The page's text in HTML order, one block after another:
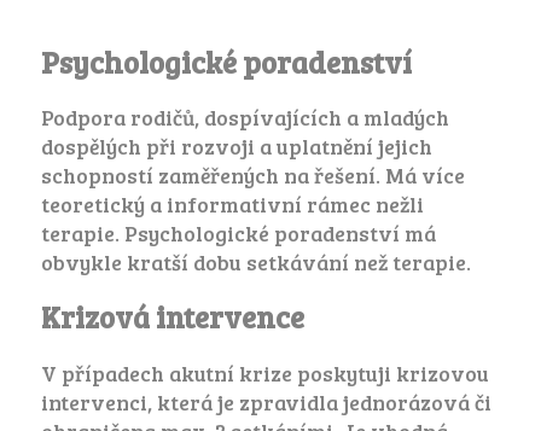
Psychologické poradenství
Podpora rodičů, dospívajících a mladých
dospělých při rozvoji a uplatnění jejich
schopností zaměřených na řešení. Má více
teoretický a informativní rámec nežli
terapie. Psychologické poradenství má
obvykle kratší dobu setkávání než terapie.
Krizová intervence
V případech akutní krize poskytuji krizovou
intervenci, která je zpravidla jednorázová či